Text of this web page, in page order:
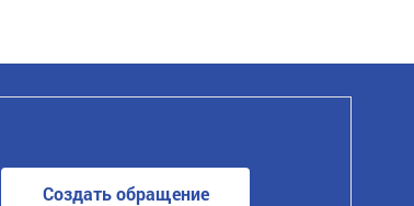
Создать обращение